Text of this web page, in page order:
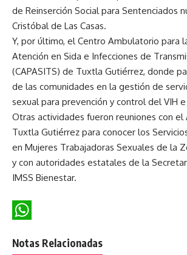
de Reinserción Social para Sentenciados
Cristóbal de Las Casas.
Y, por último, el Centro Ambulatorio para
Atención en Sida e Infecciones de
(CAPASITS) de Tuxtla Gutiérrez, donde
de las comunidades en la gestión de
sexual para prevención y control del VIH e
Otras actividades fueron reuniones con
Tuxtla Gutiérrez para conocer los
en Mujeres Trabajadoras Sexuales de la
y con autoridades estatales de la
IMSS Bienestar.
Notas Relacionadas